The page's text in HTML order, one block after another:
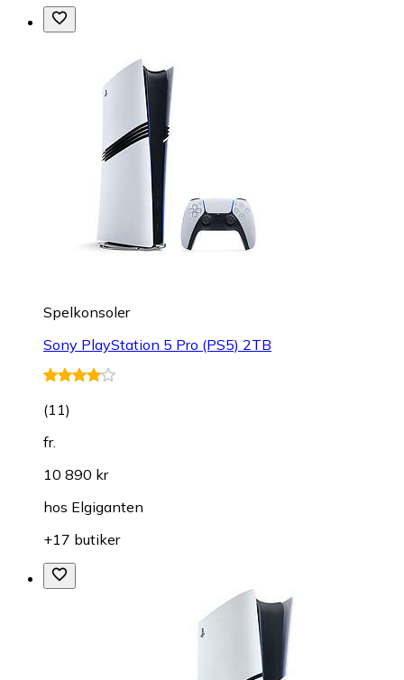
Spelkonsoler
Sony PlayStation 5 Pro (PS5) 2TB
(11)
fr.
10 890 kr
hos Elgiganten
+17 butiker